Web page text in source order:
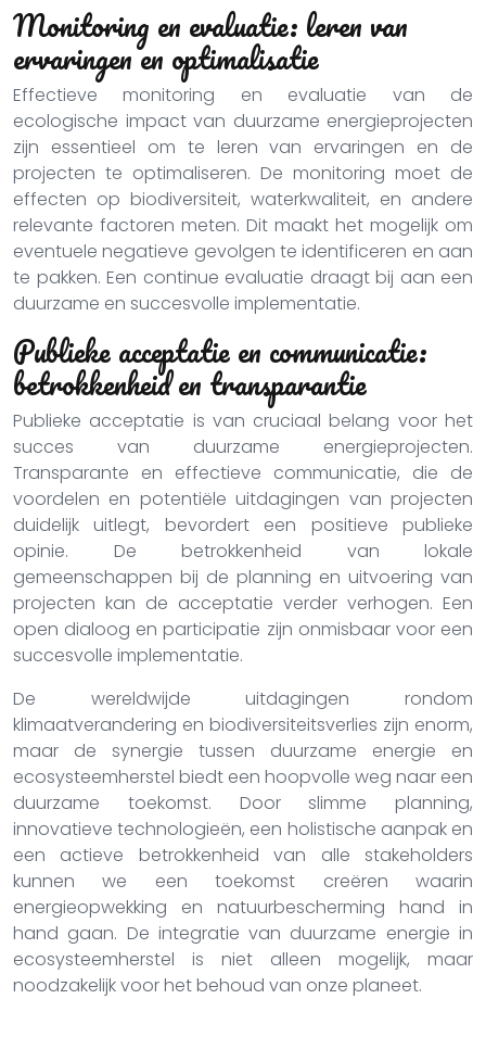
Monitoring en evaluatie: leren van
ervaringen en optimalisatie
Effectieve monitoring en evaluatie van de
ecologische impact van duurzame energieprojecten
zijn essentieel om te leren van ervaringen en de
projecten te optimaliseren. De monitoring moet de
effecten op biodiversiteit, waterkwaliteit, en andere
relevante factoren meten. Dit maakt het mogelijk om
eventuele negatieve gevolgen te identificeren en aan
te pakken. Een continue evaluatie draagt bij aan een
duurzame en succesvolle implementatie.
Publieke acceptatie en communicatie:
betrokkenheid en transparantie
Publieke acceptatie is van cruciaal belang voor het
succes van duurzame energieprojecten.
Transparante en effectieve communicatie, die de
voordelen en potentiële uitdagingen van projecten
duidelijk uitlegt, bevordert een positieve publieke
opinie. De betrokkenheid van lokale
gemeenschappen bij de planning en uitvoering van
projecten kan de acceptatie verder verhogen. Een
open dialoog en participatie zijn onmisbaar voor een
succesvolle implementatie.
De wereldwijde uitdagingen rondom
klimaatverandering en biodiversiteitsverlies zijn enorm,
maar de synergie tussen duurzame energie en
ecosysteemherstel biedt een hoopvolle weg naar een
duurzame toekomst. Door slimme planning,
innovatieve technologieën, een holistische aanpak en
een actieve betrokkenheid van alle stakeholders
kunnen we een toekomst creëren waarin
energieopwekking en natuurbescherming hand in
hand gaan. De integratie van duurzame energie in
ecosysteemherstel is niet alleen mogelijk, maar
noodzakelijk voor het behoud van onze planeet.